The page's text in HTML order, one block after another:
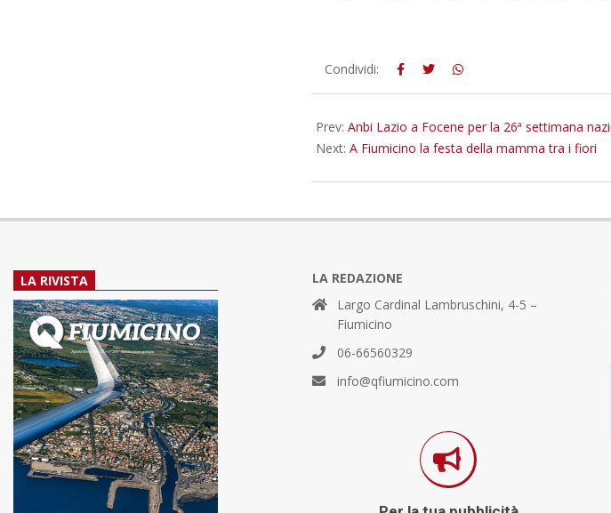
2026-
05-
Condividi:
Prev: Anbi Lazio a Focene per la 26ª settimana
Next: A Fiumicino la festa della mamma tra i fiori
LA RIVISTA
LA REDAZIONE
Largo Cardinal Lambruschini, 4-5 –
Fiumicino
06-66560329
info@qfiumicino.com